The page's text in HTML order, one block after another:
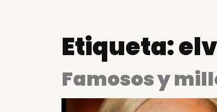
Etiqueta:
Famosos y